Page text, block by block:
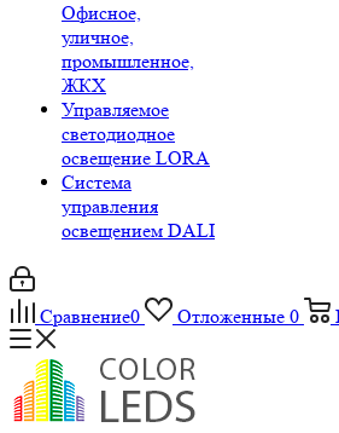
Офисное,
уличное,
промышленное,
ЖКХ
Управляемое
светодиодное
освещение LORA
Система
управления
освещением DALI
Сравнение0 Отложенные 0